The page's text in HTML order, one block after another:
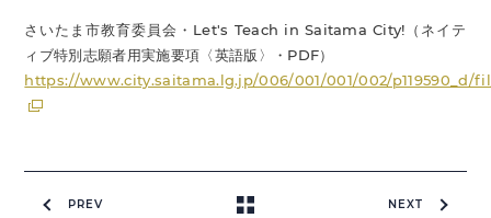
さいたま市教育委員会・Let's Teach in Saitama City!（ネイテ
ィブ特別志願者用実施要項〈英語版〉・PDF）
https://www.city.saitama.lg.jp/006/001/001/002/p119590_d/
PREV NEXT